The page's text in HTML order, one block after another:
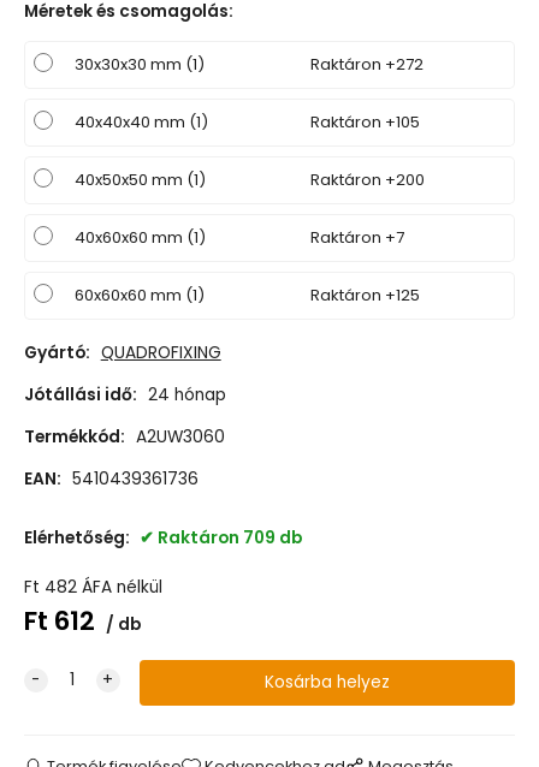
Méretek és csomagolás:
30x30x30 mm (1) Raktáron +272
40x40x40 mm (1) Raktáron +105
40x50x50 mm (1) Raktáron +200
40x60x60 mm (1) Raktáron +7
60x60x60 mm (1) Raktáron +125
Gyártó: QUADROFIXING
Jótállási idő: 24 hónap
Termékkód: A2UW3060
EAN: 5410439361736
Elérhetőség: Raktáron 709 db
Ft 482 ÁFA nélkül
Ft 612 db